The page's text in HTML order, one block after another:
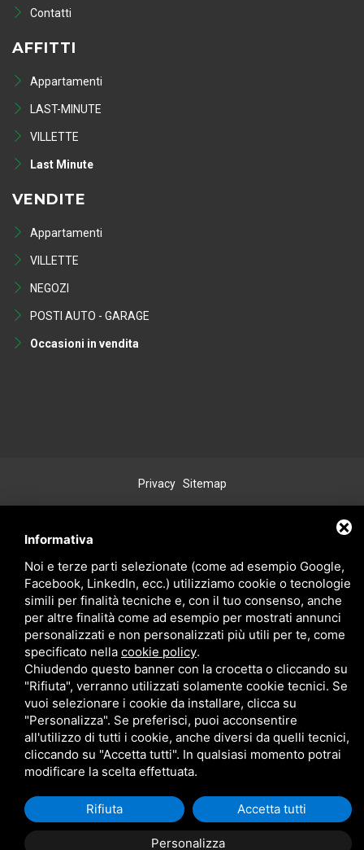
Contatti
AFFITTI
Appartamenti
LAST-MINUTE
VILLETTE
Last Minute
VENDITE
Appartamenti
VILLETTE
NEGOZI
POSTI AUTO - GARAGE
Occasioni in vendita
Privacy Sitemap
Informativa
Noi e terze parti selezionate (come ad esempio Google,
Facebook, LinkedIn, ecc.) utilizziamo cookie o tecnologie
simili per finalità tecniche e, con il tuo consenso, anche
per altre finalità come ad esempio per mostrati annunci
personalizzati e non personalizzati più utili per te, come
specificato nella cookie policy.
Chiudendo questo banner con la crocetta o cliccando su
"Rifiuta", verranno utilizzati solamente cookie tecnici. Se
vuoi selezionare i cookie da installare, clicca su
"Personalizza". Se preferisci, puoi acconsentire
all'utilizzo di tutti i cookie, anche diversi da quelli tecnici,
cliccando su "Accetta tutti". In qualsiasi momento potrai
modificare la scelta effettuata.
Personalizza
Rifiuta Accetta tutti